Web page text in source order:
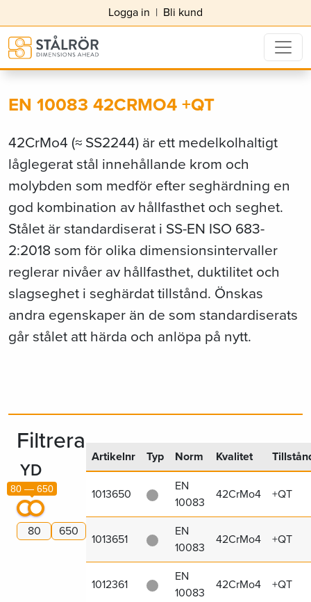
Logga in | Bli kund
EN 10083 42CRMO4 +QT
42CrMo4 (≈ SS2244) är ett medelkolhaltigt
låglegerat stål innehållande krom och
molybden som medför efter seghärdning en
god kombination av hållfasthet och seghet.
Stålet är standardiserat i SS-EN ISO 683-
2:2018 som för olika dimensionsintervaller
reglerar nivåer av hållfasthet, duktilitet och
slagseghet i seghärdat tillstånd. Önskas
andra egenskaper än de som standardiserats
går stålet att härda och anlöpa på nytt.
Filtrera
YD
80 — 650
Artikelnr Typ Norm Kvalitet
1013650
EN
10083
42CrMo4 +QT
1013651
EN
10083
42CrMo4 +QT
1012361
EN
10083
42CrMo4 +QT